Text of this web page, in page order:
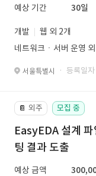
예상 기간
30일
개발
웹 외 2개
네트워크ㆍ서버 운영
서울특별시 · 등록일
📔 외주 모집 중
EasyEDA 설계
팅 결과 도출
예상 금액